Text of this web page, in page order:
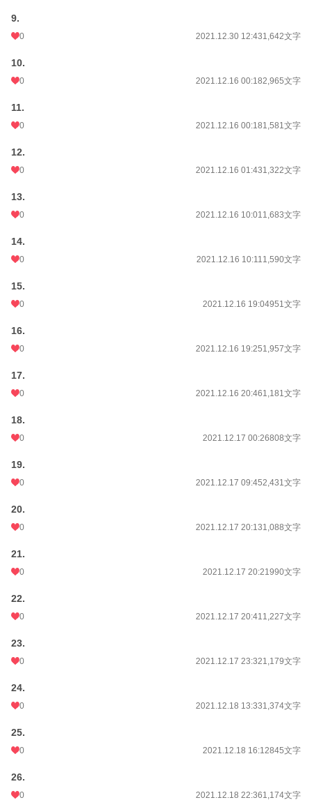
9.
0 2021.12.30 12:431,642文字
10.
0 2021.12.16 00:182,965文字
11.
0 2021.12.16 00:181,581文字
12.
0 2021.12.16 01:431,322文字
13.
0 2021.12.16 10:011,683文字
14.
0 2021.12.16 10:111,590文字
15.
0 2021.12.16 19:04951文字
16.
0 2021.12.16 19:251,957文字
17.
0 2021.12.16 20:461,181文字
18.
0 2021.12.17 00:26808文字
19.
0 2021.12.17 09:452,431文字
20.
0 2021.12.17 20:131,088文字
21.
0 2021.12.17 20:21990文字
22.
0 2021.12.17 20:411,227文字
23.
0 2021.12.17 23:321,179文字
24.
0 2021.12.18 13:331,374文字
25.
0 2021.12.18 16:12845文字
26.
0 2021.12.18 22:361,174文字